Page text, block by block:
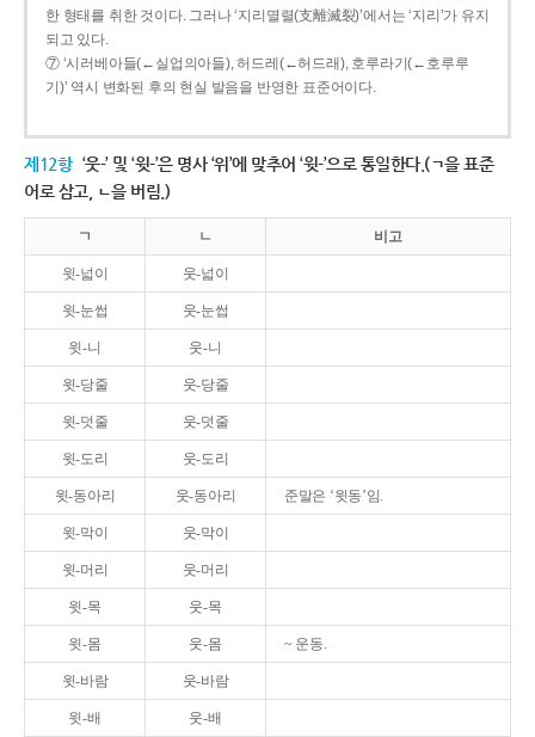
한 형태를 취한 것이다. 그러나 ‘지리멸렬(支離滅裂)’에서는 ‘지리’가 유지
되고 있다.
⑦ ‘시러베아들(←실업의아들), 허드레(←허드래), 호루라기(←호루루
기)’ 역시 변화된 후의 현실 발음을 반영한 표준어이다.
제12항 ‘웃-’ 및 ‘윗-’은 명사 ‘위’에 맞추어 ‘윗-’으로 통일한다.(ㄱ을 표준
어로 삼고, ㄴ을 버림.)
ㄱ ㄴ 비고
윗-넓이 웃-넓이
윗-눈썹 웃-눈썹
윗-니 웃-니
윗-당줄 웃-당줄
윗-덧줄 웃-덧줄
윗-도리 웃-도리
윗-동아리 웃-동아리 준말은 ‘윗동’임.
윗-막이 웃-막이
윗-머리 웃-머리
윗-목 웃-목
윗-몸 웃-몸 ~ 운동.
윗-바람 웃-바람
윗-배 웃-배